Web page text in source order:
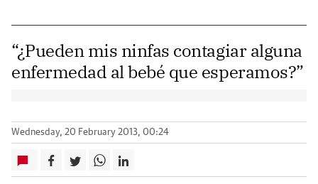
“¿Pueden mis ninfas contagiar alguna
enfermedad al bebé que esperamos?”
Wednesday, 20 February 2013, 00:24